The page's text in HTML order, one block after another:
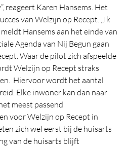
reageert Karen Hansems. Het
van Welzijn op Recept. ,,Ik
Hansems aan het einde van
Agenda van Nij Begun gaan
Waar de pilot zich afspeelde
Welzijn op Recept straks
Hiervoor wordt het aantal
Elke inwoner kan dan naar
meest passend
voor Welzijn op Recept in
zich wel eerst bij de huisarts
van de huisarts blijft